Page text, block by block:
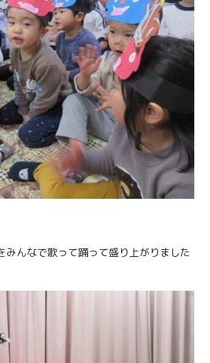
みんなで歌って踊って盛り上がりました